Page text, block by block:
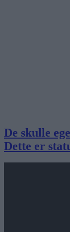
De skulle
Dette er